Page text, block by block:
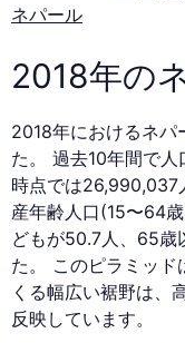
ネパール
2018年の
2018年におけるネ
た。 過去10年間で
時点では26,990,037
産年齢人口(15〜64
どもが50.7人、65歳
た。 このピラミッド
くる幅広い裾野は、
反映しています。